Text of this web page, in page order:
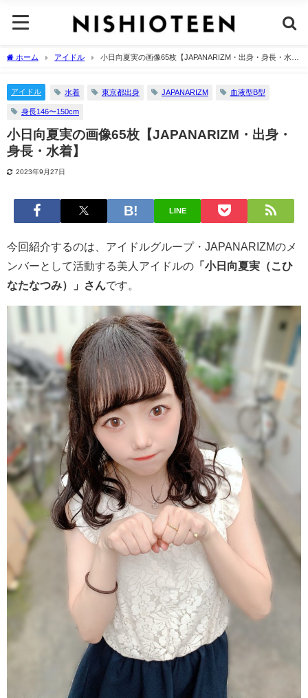
ホーム アイドル
小日向夏実の画像65枚【JAPANARIZM・出身・身長・水
アイドル 水着 東京都出身 JAPANARIZM 血液型B型
身長146〜150cm
小日向夏実の画像65枚【JAPANARIZM・出身・
身長・水着】
2023年9月27日
LINE
今回紹介するのは、アイドルグループ・JAPANARIZMのメ
ンバーとして活動する美人アイドルの 「小日向夏実（こひ
なたなつみ）」さんです。